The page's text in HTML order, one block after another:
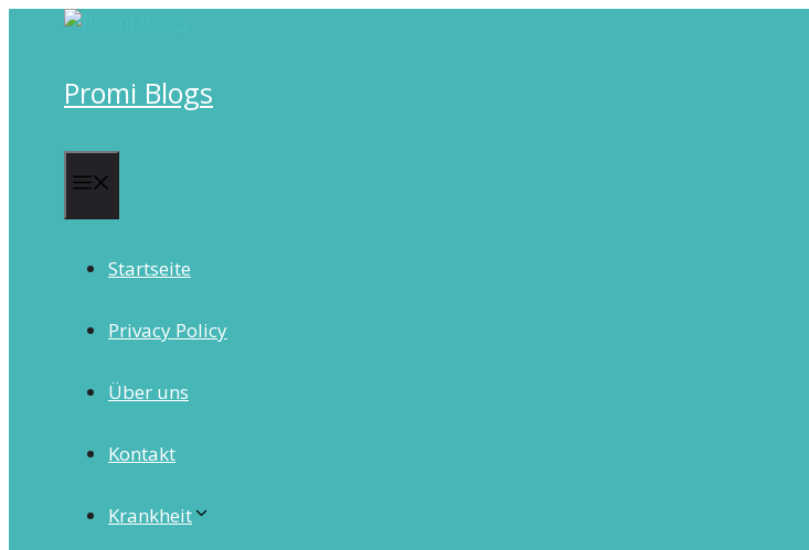
Promi Blogs
Startseite
Privacy Policy
Über uns
Kontakt
Krankheit